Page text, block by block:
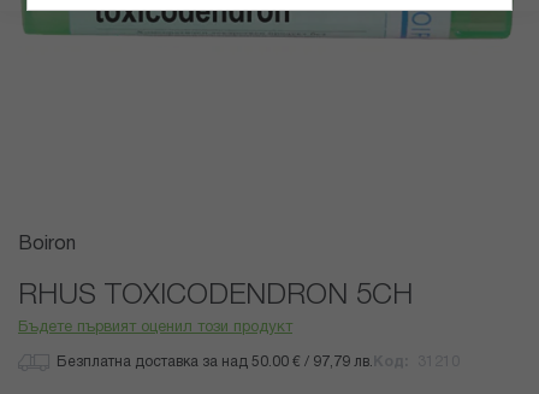
Преминете
началото
Boiron
RHUS TOXICODENDRON 5CH
Бъдете първият оценил този продукт
Безплатна доставка за над 50.00 € / 97,79 лв.